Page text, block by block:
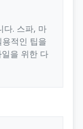
다. 스파, 마
적인 팁을
을 위한 다